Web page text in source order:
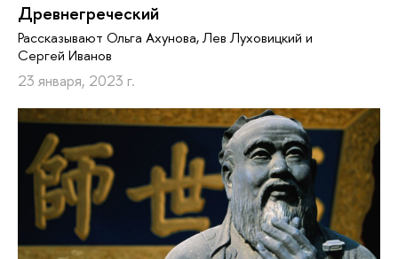
Древнегреческий
Рассказывают Ольга Ахунова, Лев Луховицкий и
Сергей Иванов
23 января, 2023 г.